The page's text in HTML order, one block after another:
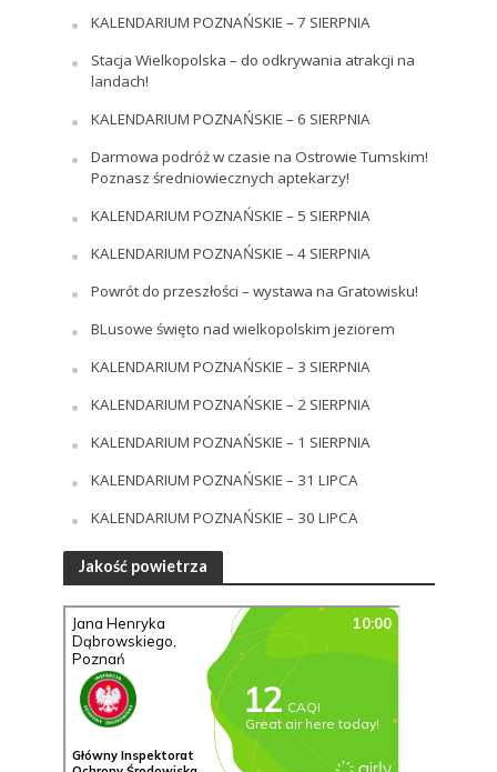
KALENDARIUM POZNAŃSKIE – 7 SIERPNIA
Stacja Wielkopolska – do odkrywania atrakcji na
landach!
KALENDARIUM POZNAŃSKIE – 6 SIERPNIA
Darmowa podróż w czasie na Ostrowie Tumskim!
Poznasz średniowiecznych aptekarzy!
KALENDARIUM POZNAŃSKIE – 5 SIERPNIA
KALENDARIUM POZNAŃSKIE – 4 SIERPNIA
Powrót do przeszłości – wystawa na Gratowisku!
BLusowe święto nad wielkopolskim jeziorem
KALENDARIUM POZNAŃSKIE – 3 SIERPNIA
KALENDARIUM POZNAŃSKIE – 2 SIERPNIA
KALENDARIUM POZNAŃSKIE – 1 SIERPNIA
KALENDARIUM POZNAŃSKIE – 31 LIPCA
KALENDARIUM POZNAŃSKIE – 30 LIPCA
Jakość powietrza